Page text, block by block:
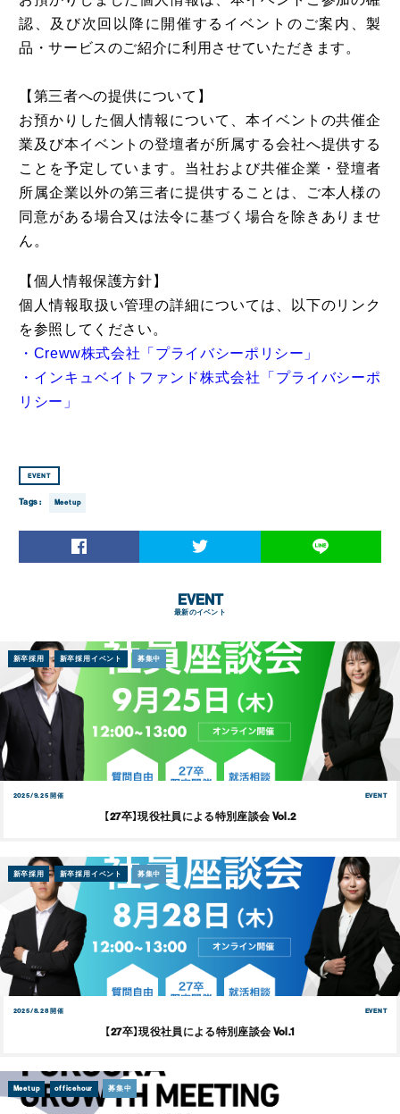
認、及び次回以降に開催するイベントのご案内、製
品・サービスのご紹介に利用させていただきます。
​【第三者への提供について】
お預かりした個人情報について、本イベントの共催企
業及び本イベントの登壇者が所属する会社へ提供する
ことを予定しています。当社および共催企業・登壇者
所属企業以外の第三者に提供することは、ご本人様の
同意がある場合又は法令に基づく場合を除きありませ
ん。
【個人情報保護方針】
個人情報取扱い管理の詳細については、以下のリンク
を参照してください。
・Creww株式会社「プライバシーポリシー」
・インキュベイトファンド株式会社「プライバシーポ
リシー」
EVENT
Tags : Meetup
EVENT
最新のイベント
新卒採用 新卒採用イベント 募集中
2025/9.25 開催 EVENT
【27卒】現役社員による特別座談会 Vol.2
新卒採用 新卒採用イベント 募集中
2025/8.28 開催 EVENT
【27卒】現役社員による特別座談会 Vol.1
Meetup officehour 募集中